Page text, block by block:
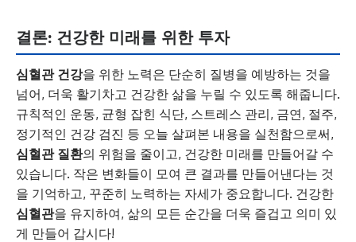
결론: 건강한 미래를 위한 투자
심혈관 건강을 위한 노력은 단순히 질병을 예방하는 것을
넘어, 더욱 활기차고 건강한 삶을 누릴 수 있도록 해줍니다.
규칙적인 운동, 균형 잡힌 식단, 스트레스 관리, 금연, 절주,
정기적인 건강 검진 등 오늘 살펴본 내용을 실천함으로써,
심혈관 질환의 위험을 줄이고, 건강한 미래를 만들어갈 수
있습니다. 작은 변화들이 모여 큰 결과를 만들어낸다는 것
을 기억하고, 꾸준히 노력하는 자세가 중요합니다. 건강한
심혈관을 유지하여, 삶의 모든 순간을 더욱 즐겁고 의미 있
게 만들어 갑시다!